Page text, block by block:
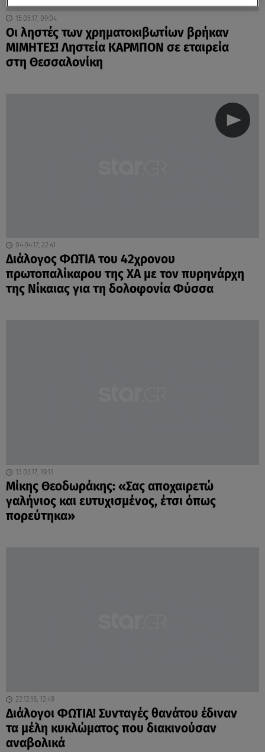
15.05.17, 09:04
Οι ληστές των χρηματοκιβωτίων βρήκαν
ΜΙΜΗΤΕΣ! Ληστεία ΚΑΡΜΠΟΝ σε εταιρεία
στη Θεσσαλονίκη
04.04.17, 22:41
Διάλογος ΦΩΤΙΑ του 42χρονου
πρωτοπαλίκαρου της ΧΑ με τον πυρηνάρχη
της Νίκαιας για τη δολοφονία Φύσσα
13.03.17, 19:11
Μίκης Θεοδωράκης: «Σας αποχαιρετώ
γαλήνιος και ευτυχισμένος, έτσι όπως
πορεύτηκα»
22.12.16, 12:49
Διάλογοι ΦΩΤΙΑ! Συνταγές θανάτου έδιναν
τα μέλη κυκλώματος που διακινούσαν
αναβολικά